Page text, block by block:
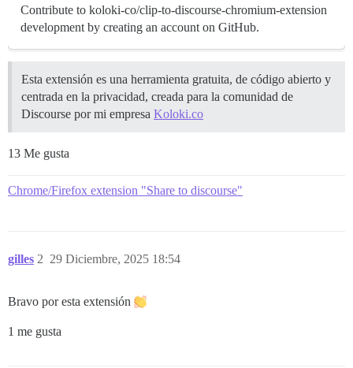
Contribute to koloki-co/clip-to-discourse-chromium-extension
development by creating an account on GitHub.
Esta extensión es una herramienta gratuita, de código abierto y
centrada en la privacidad, creada para la comunidad de
Discourse por mi empresa Koloki.co
13 Me gusta
Chrome/Firefox extension "Share to discourse"
gilles 29 Diciembre, 2025 18:54
2
Bravo por esta extensión
1 me gusta